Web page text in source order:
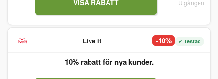
VISA RABATT Utgången
Live it -10% ✓ Testad
10% rabatt för nya kunder.